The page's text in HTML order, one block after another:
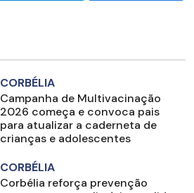
CORBÉLIA
Campanha de Multivacinação
2026 começa e convoca pais
para atualizar a caderneta de
crianças e adolescentes
CORBÉLIA
Corbélia reforça prevenção